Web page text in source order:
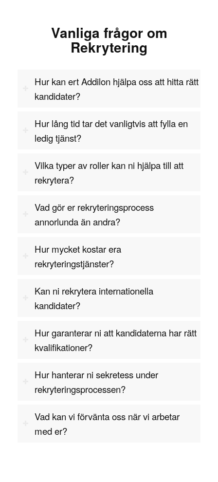
Vanliga frågor om
Rekrytering
Hur kan ert Addilon hjälpa oss att hitta rätt
kandidater?
Hur lång tid tar det vanligtvis att fylla en
ledig tjänst?
Vilka typer av roller kan ni hjälpa till att
rekrytera?
Vad gör er rekryteringsprocess
annorlunda än andra?
Hur mycket kostar era
rekryteringstjänster?
Kan ni rekrytera internationella
kandidater?
Hur garanterar ni att kandidaterna har rätt
kvalifikationer?
Hur hanterar ni sekretess under
rekryteringsprocessen?
Vad kan vi förvänta oss när vi arbetar
med er?